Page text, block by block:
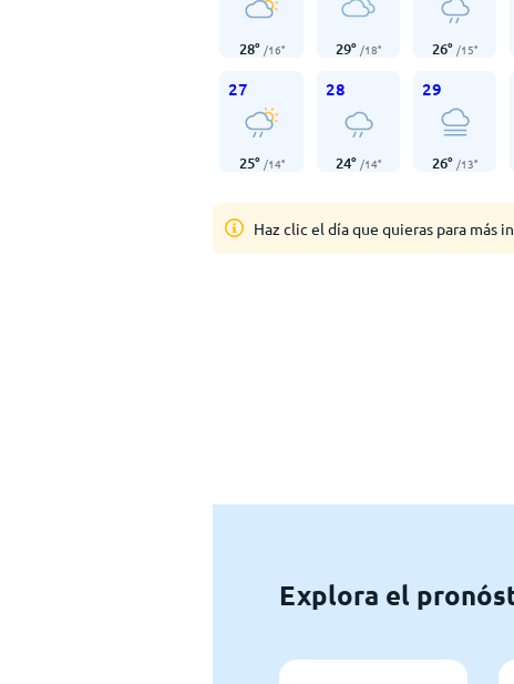
28° /16° 29° /18° 26° /15°
27
25° /14°
28
24° /14°
29
26° /13°
Haz clic el día que quieras para más
Explora el